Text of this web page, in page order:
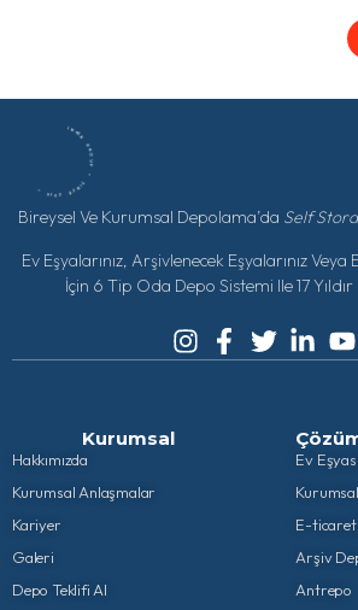
İNTER GROUP * SINCE 2013 *
Bireysel Ve Kurumsal Depolama’da Self
Ev Eşyalarınız, Arşivlenecek Eşyalarınız
İçin 6 Tip Oda Depo Sistemi Ile 17
Kurumsal
Hakkımızda
Kurumsal Anlaşmalar
Kariyer
Galeri
Depo Teklifi Al
Ev
E-ticaret
Arşiv
Antrepo